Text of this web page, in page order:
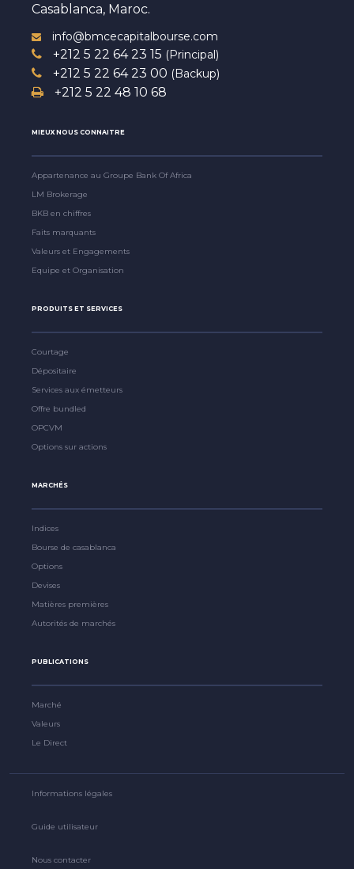
Casablanca, Maroc.
info@bmcecapitalbourse.com
+212 5 22 64 23 15 (Principal)
+212 5 22 64 23 00 (Backup)
+212 5 22 48 10 68
MIEUX NOUS CONNAITRE
Appartenance au Groupe Bank Of Africa
LM Brokerage
BKB en chiffres
Faits marquants
Valeurs et Engagements
Equipe et Organisation
PRODUITS ET SERVICES
Courtage
Dépositaire
Services aux émetteurs
Offre bundled
OPCVM
Options sur actions
MARCHÉS
Indices
Bourse de casablanca
Options
Devises
Matières premières
Autorités de marchés
PUBLICATIONS
Marché
Valeurs
Le Direct
Informations légales
Guide utilisateur
Nous contacter